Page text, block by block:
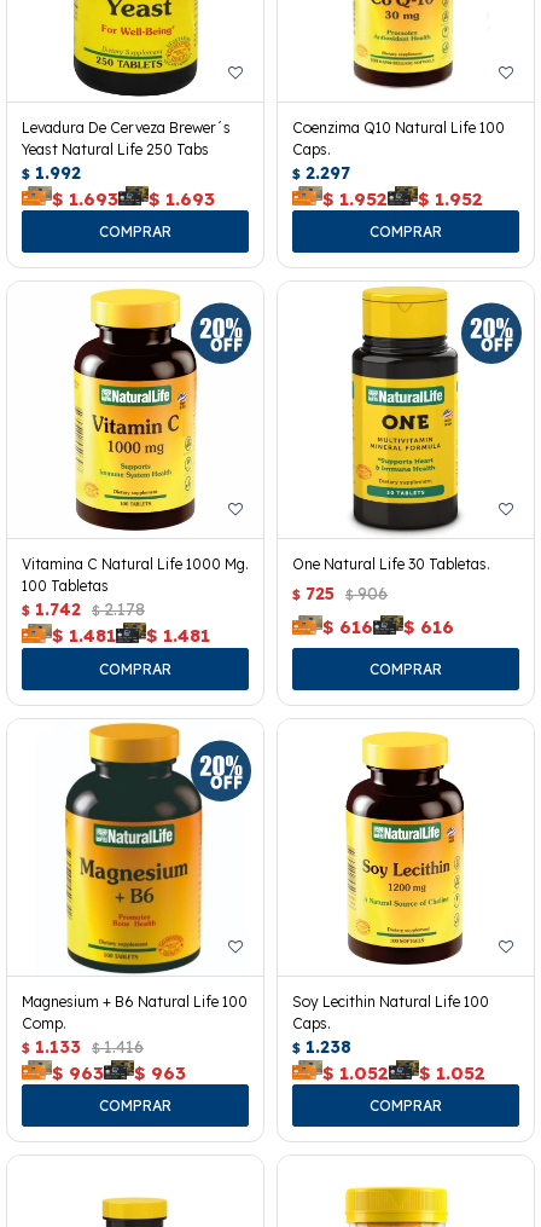
Levadura De Cerveza Brewer´s
Yeast Natural Life 250 Tabs
$ 1.992
$ 1.693 $ 1.693
Coenzima Q10 Natural Life 100
Caps.
$ 2.297
$ 1.952 $ 1.952
Vitamina C Natural Life 1000 Mg.
100 Tabletas
$ 1.742 $ 2.178
$ 1.481 $ 1.481
One Natural Life 30 Tabletas.
$ 725 $ 906
$ 616 $ 616
Magnesium + B6 Natural Life 100
Comp.
$ 1.133 $ 1.416
$ 963 $ 963
Soy Lecithin Natural Life 100
Caps.
$ 1.238
$ 1.052 $ 1.052